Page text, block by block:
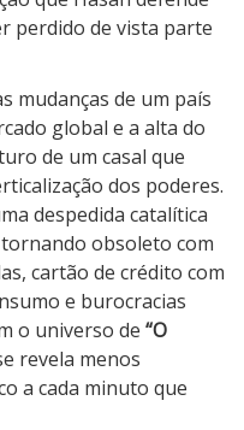
perdido de vista parte
mudanças de um país
global e a alta do
de um casal que
dos poderes.
despedida catalítica
obsoleto com
cartão de crédito com
e burocracias
o universo de “O
revela menos
a cada minuto que